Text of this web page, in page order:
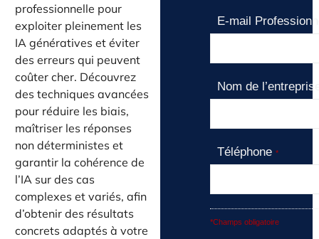
professionnelle pour
exploiter pleinement les
IA génératives et éviter
des erreurs qui peuvent
coûter cher. Découvrez
des techniques avancées
pour réduire les biais,
maîtriser les réponses
non déterministes et
garantir la cohérence de
l’IA sur des cas
complexes et variés, afin
d’obtenir des résultats
concrets adaptés à votre
E-mail
Nom de
Téléphone *
*Champs obligatoire